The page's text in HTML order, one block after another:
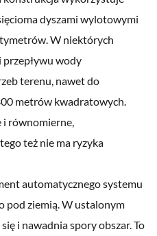
dyszami wylotowymi
W niektórych
przepływu wody
terenu, nawet do
metrów kwadratowych.
i równomierne,
też nie ma ryzyka
automatycznego systemu
pod ziemią. W ustalonym
i nawadnia spory obszar. To